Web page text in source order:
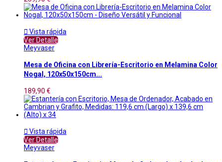
 Vista rápida
Ver Detalle
Meyvaser
Mesa de Oficina con Librería-Escritorio en Melamina Color
Nogal, 120x50x150cm...
189,90 €
 Vista rápida
Ver Detalle
Meyvaser